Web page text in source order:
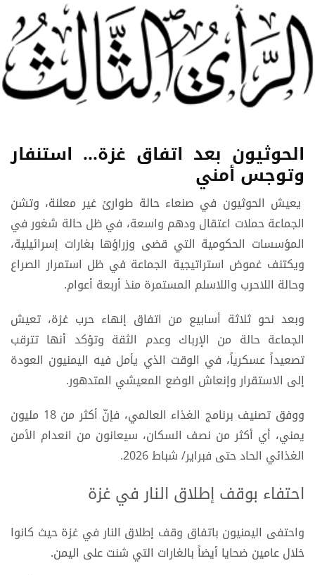
الحوثيون بعد اتفاق غزة... استنفار
وتوجس أمني
يعيش الحوثيون في صنعاء حالة طوارئ غير معلنة، وتشن
الجماعة حملات اعتقال ودهم واسعة، في ظل حالة شغور في
المؤسسات الحكومية التي قضى وزراؤها بغارات إسرائيلية،
ويكتنف غموض استراتيجية الجماعة في ظل استمرار الصراع
وحالة اللاحرب واللاسلم المستمرة منذ أربعة أعوام.
وبعد نحو ثلاثة أسابيع من اتفاق إنهاء حرب غزة، تعيش
الجماعة حالة من الإرباك وعدم الثقة وتؤكد أنها تترقب
تصعيداً عسكرياً، في الوقت الذي يأمل فيه اليمنيون العودة
إلى الاستقرار وإنعاش الوضع المعيشي المتدهور.
ووفق تصنيف برنامج الغذاء العالمي، فإنّ أكثر من 18 مليون
يمني، أي أكثر من نصف السكان، سيعانون من انعدام الأمن
الغذائي الحاد حتى فبراير/ شباط 2026.
احتفاء بوقف إطلاق النار في غزة
واحتفى اليمنيون باتفاق وقف إطلاق النار في غزة حيث كانوا
خلال عامين ضحايا أيضاً بالغارات التي شنت على اليمن.